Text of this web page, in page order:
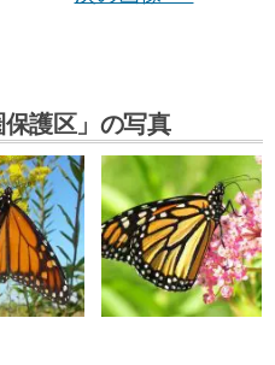
保護区」の写真